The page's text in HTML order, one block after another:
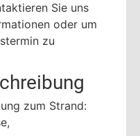
Sie uns
oder um
zu
zum Strand: